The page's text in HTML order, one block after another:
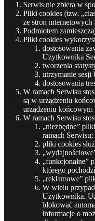
Serwis nie zbiera w
Pliki cookies (tzw.
ze stron
Podmiotem
Pliki cookies
dostosowania
Użytkownika
tworzenia
utrzymanie sesji
dostosowania
W ramach Serwisu
są w urządzeniu
urządzeniu
W ramach Serwisu
„niezbędne”
ramach Serwisu;
pliki cookies
„funkcjonalne”
którego
„reklamowe”
W wielu
Użytkownika.
blokować
informacje o